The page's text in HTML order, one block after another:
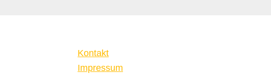
Kontakt
Impressum